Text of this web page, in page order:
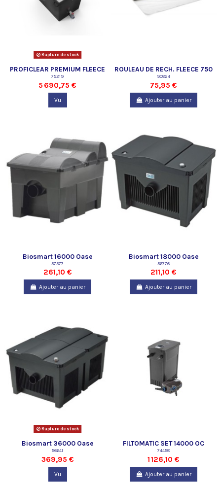
Rupture de stock
PROFICLEAR PREMIUM FLEECE
750
75219
5 690,75 €
Vu
ROULEAU DE RECH. FLEECE 750
90824
75,95 €
Ajouter au panier
Biosmart 16000 Oase
57377
261,10 €
Ajouter au panier
Biosmart 18000 Oase
56776
211,10 €
Ajouter au panier
Rupture de stock
Biosmart 36000 Oase
56641
369,95 €
Vu
FILTOMATIC SET 14000 OC
74458
1 126,10 €
Ajouter au panier